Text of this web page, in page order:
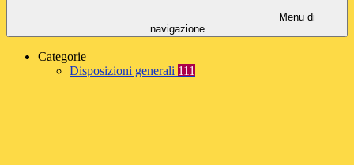
Menu di
navigazione
Categorie
Disposizioni generali 111